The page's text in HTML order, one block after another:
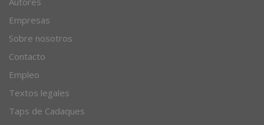
Artículos
Autores
Empresas
Sobre nosotros
Contacto
Empleo
Textos legales